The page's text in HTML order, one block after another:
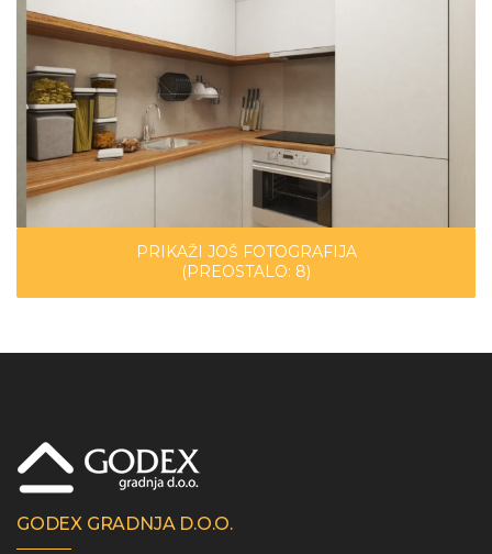
PRIKAŽI JOŠ FOTOGRAFIJA
(PREOSTALO: 8)
GODEX GRADNJA D.O.O.